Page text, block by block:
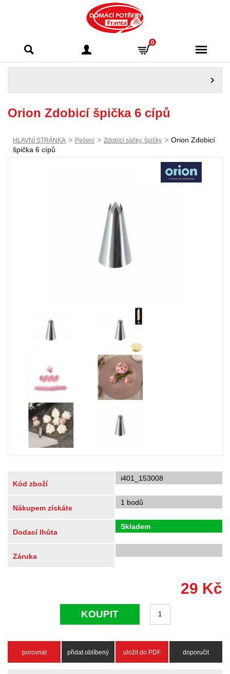
Franta - Příbram
0
Orion Zdobicí špička 6 cípů
HLAVNÍ STRÁNKA > Pečení > Zdobící sáčky, špičky > Orion Zdobicí
špička 6 cípů
Kód zboží
i401_153008
Nákupem získáte
1 bodů
Dodací lhůta
Skladem
Záruka
29 Kč
KOUPIT
porovnat přidat oblíbený uložit do PDF doporučit